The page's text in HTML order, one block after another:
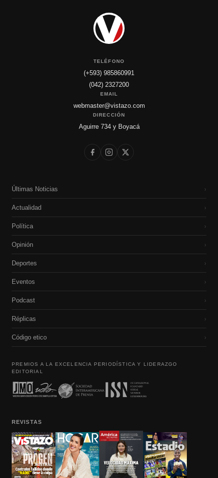
TELÉFONO
(+593) 985860991
(042) 2327200
EMAIL
webmaster@vistazo.com
DIRECCIÓN
Aguirre 734 y Boyacá
Últimas Noticias ›
Actualidad ›
Política ›
Opinión ›
Deportes ›
Eventos ›
Podcast ›
Réplicas ›
Código etico ›
PREMIOS A LA EXCELENCIA PERIODÍSTICA Y LIDERAZGO
EDITORIAL
REVISTAS